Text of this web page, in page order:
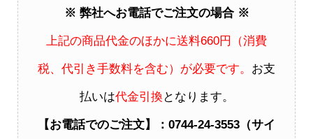
※ 弊社へお電話でご注文の場合 ※
上記の商品代金のほかに送料660円（消費
税、代引き手数料を含む）が必要です。 お支
払いは代金引換 となります。
【お電話でのご注文】：0744-24-3553（サイ